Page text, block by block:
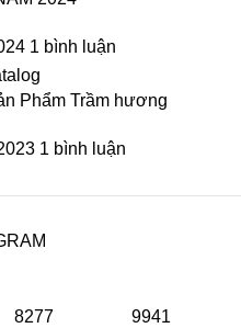
1 bình luận
Phẩm Trầm hương
1 bình luận
8277 9941